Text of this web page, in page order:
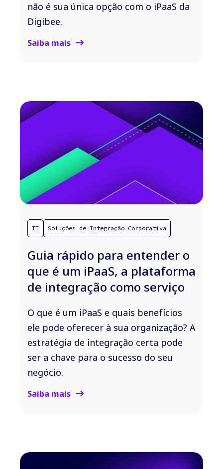
não é sua única opção com o iPaaS da
Digibee.
Saiba mais
IT Soluções de Integração Corporativa
Guia rápido para entender o
que é um iPaaS, a plataforma
de integração como serviço
O que é um iPaaS e quais benefícios
ele pode oferecer à sua organização? A
estratégia de integração certa pode
ser a chave para o sucesso do seu
negócio.
Saiba mais